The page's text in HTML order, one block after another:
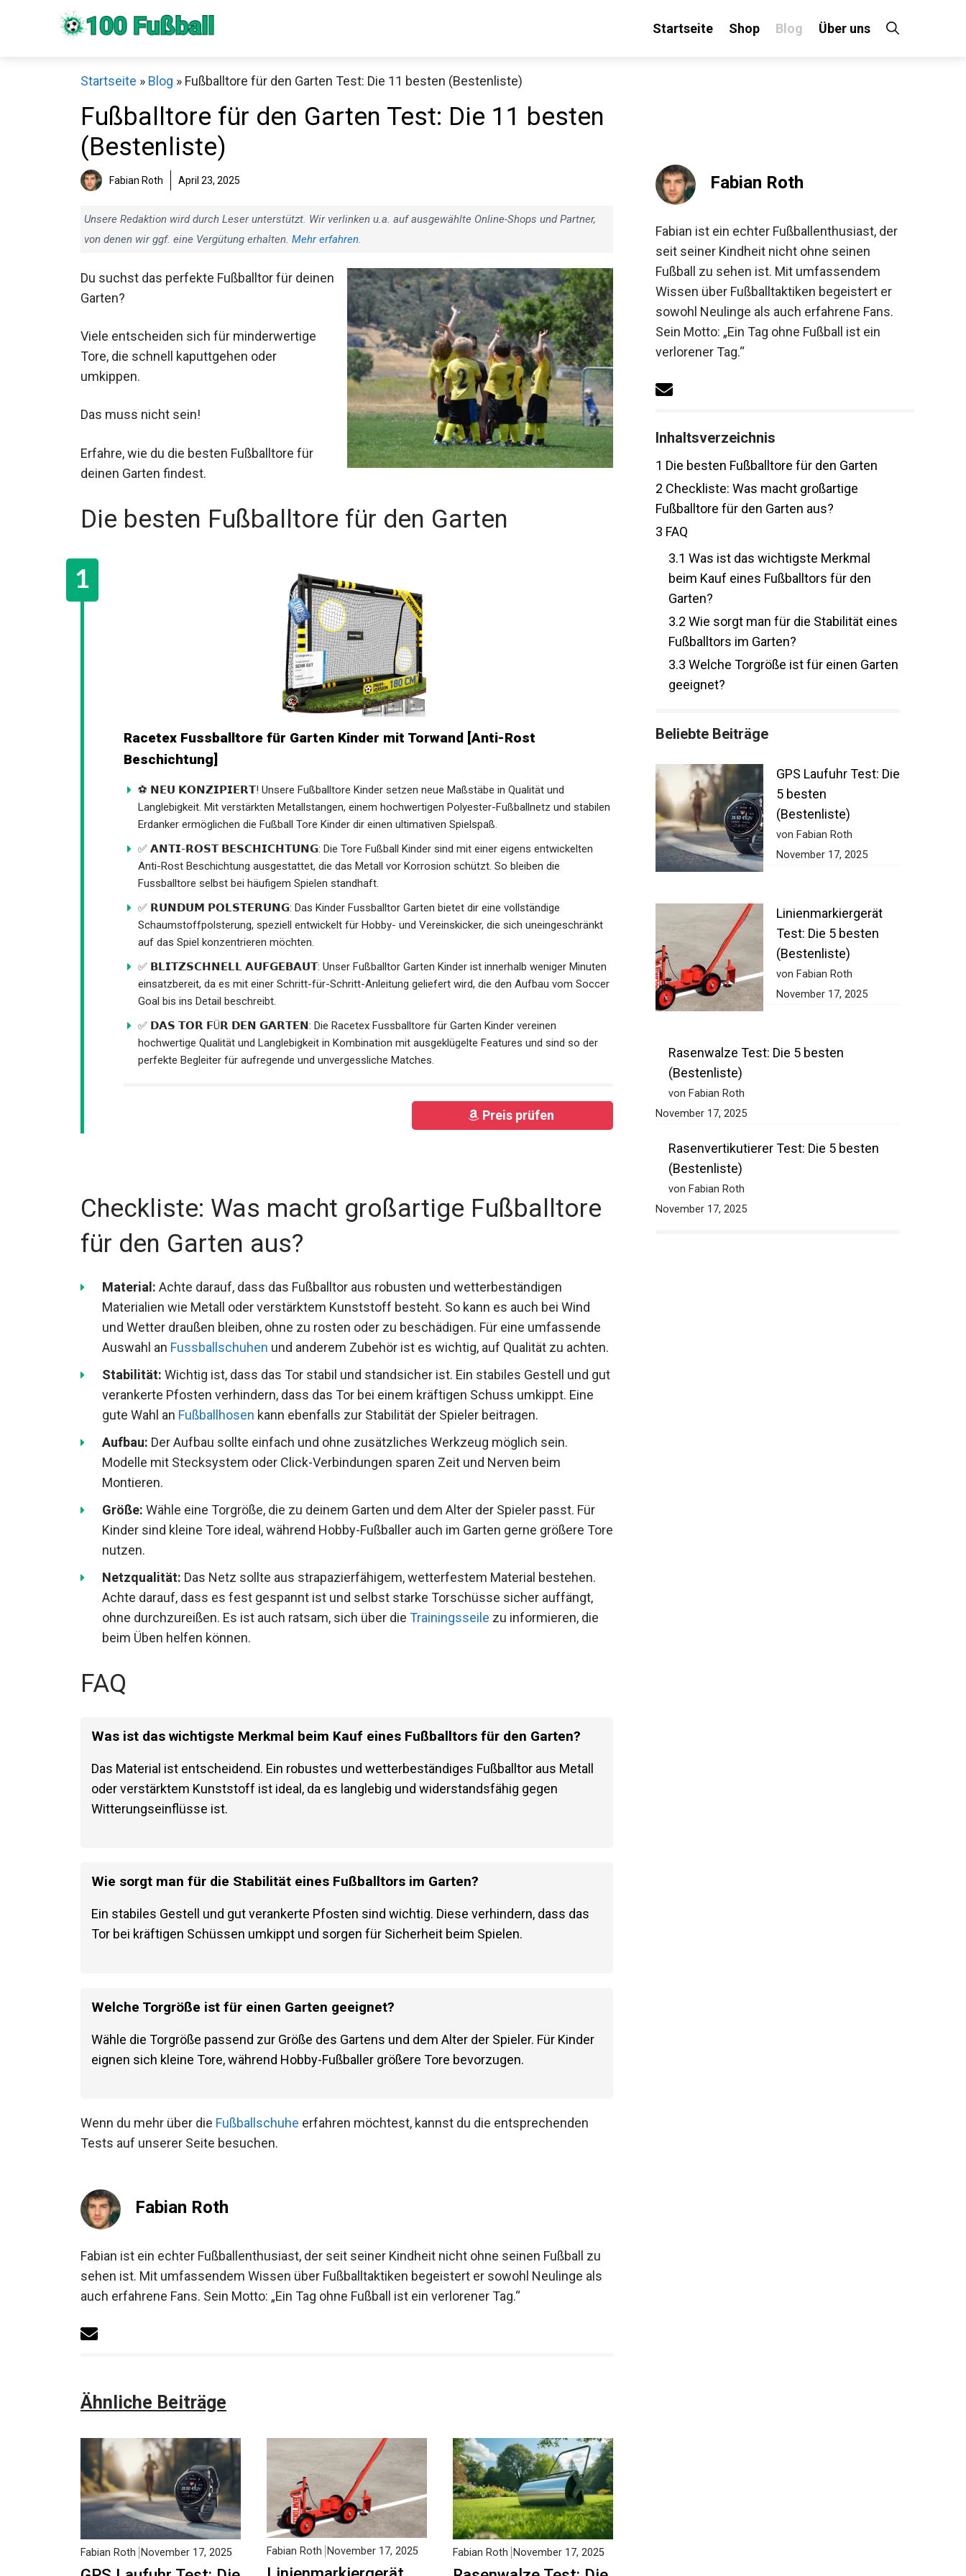
Startseite Shop Blog Über uns
Startseite » Blog » Fußballtore für den Garten Test: Die 11 besten (Bestenliste)
Fußballtore für den Garten Test: Die 11 besten
(Bestenliste)
Fabian Roth April 23, 2025
Unsere Redaktion wird durch Leser unterstützt. Wir verlinken u.a. auf ausgewählte Online-Shops und Partner,
von denen wir ggf. eine Vergütung erhalten. Mehr erfahren.
Du suchst das perfekte Fußballtor für
deinen Garten?
Viele entscheiden sich für minderwertige
Tore, die schnell kaputtgehen oder
umkippen.
Das muss nicht sein!
Erfahre, wie du die besten Fußballtore für
deinen Garten findest.
Die besten Fußballtore für den Garten
Racetex Fussballtore für Garten Kinder mit Torwand [Anti-Rost
Beschichtung]
⚽ 𝗡𝗘𝗨 𝗞𝗢𝗡𝗭𝗜𝗣𝗜𝗘𝗥𝗧! Unsere Fußballtore Kinder setzen neue Maßstäbe in Qualität und
Langlebigkeit. Mit verstärkten Metallstangen, einem hochwertigen Polyester-Fußballnetz und
stabilen Erdanker ermöglichen die Fußball Tore Kinder dir einen ultimativen Spielspaß.
✅ 𝗔𝗡𝗧𝗜-𝗥𝗢𝗦𝗧 𝗕𝗘𝗦𝗖𝗛𝗜𝗖𝗛𝗧𝗨𝗡𝗚: Die Tore Fußball Kinder sind mit einer eigens entwickelten
Anti-Rost Beschichtung ausgestattet, die das Metall vor Korrosion schützt. So bleiben die
Fussballtore selbst bei häufigem Spielen standhaft.
✅ 𝗥𝗨𝗡𝗗𝗨𝗠 𝗣𝗢𝗟𝗦𝗧𝗘𝗥𝗨𝗡𝗚: Das Kinder Fussballtor Garten bietet dir eine vollständige
Schaumstoffpolsterung, speziell entwickelt für Hobby- und Vereinskicker, die sich uneingeschränkt
auf das Spiel konzentrieren möchten.
✅ 𝗕𝗟𝗜𝗧𝗭𝗦𝗖𝗛𝗡𝗘𝗟𝗟 𝗔𝗨𝗙𝗚𝗘𝗕𝗔𝗨𝗧: Unser Fußballtor Garten Kinder ist innerhalb weniger
Minuten einsatzbereit, da es mit einer Schritt-für-Schritt-Anleitung geliefert wird, die den Aufbau
vom Soccer Goal bis ins Detail beschreibt.
✅ 𝗗𝗔𝗦 𝗧𝗢𝗥 𝗙Ü𝗥 𝗗𝗘𝗡 𝗚𝗔𝗥𝗧𝗘𝗡: Die Racetex Fussballtore für Garten Kinder vereinen
hochwertige Qualität und Langlebigkeit in Kombination mit ausgeklügelte Features und sind so der
perfekte Begleiter für aufregende und unvergessliche Matches.
Preis prüfen
Checkliste: Was macht großartige Fußballtore
für den Garten aus?
Material: Achte darauf, dass das Fußballtor aus robusten und wetterbeständigen
Materialien wie Metall oder verstärktem Kunststoff besteht. So kann es auch bei Wind
und Wetter draußen bleiben, ohne zu rosten oder zu beschädigen. Für eine umfassende
Auswahl an Fussballschuhen und anderem Zubehör ist es wichtig, auf Qualität zu
achten.
Stabilität:Wichtig ist, dass das Tor stabil und standsicher ist. Ein stabiles Gestell und
gut verankerte Pfosten verhindern, dass das Tor bei einem kräftigen Schuss umkippt.
Eine gute Wahl an
Fußballhosen
kann ebenfalls zur Stabilität der Spieler beitragen.
Aufbau: Der Aufbau sollte einfach und ohne zusätzliches Werkzeug möglich sein.
Modelle mit Stecksystem oder Click-Verbindungen sparen Zeit und Nerven beim
Montieren.
Größe:Wähle eine Torgröße, die zu deinem Garten und dem Alter der Spieler passt. Für
Kinder sind kleine Tore ideal, während Hobby-Fußballer auch im Garten gerne größere
Tore nutzen.
Netzqualität: Das Netz sollte aus strapazierfähigem, wetterfestem Material bestehen.
Achte darauf, dass es fest gespannt ist und selbst starke Torschüsse sicher auffängt,
ohne durchzureißen. Es ist auch ratsam, sich über die
FAQ
Das Material ist entscheidend. Ein robustes und wetterbeständiges Fußballtor aus Metall
oder verstärktem Kunststoff ist ideal, da es langlebig und widerstandsfähig gegen
Ein stabiles Gestell und gut verankerte Pfosten sind wichtig. Diese verhindern, dass das
Wähle die Torgröße passend zur Größe des Gartens und dem Alter der Spieler. Für Kinder
Wenn du mehr über die Fußballschuhe
Fabian ist ein echter Fußballenthusiast, der seit seiner Kindheit nicht ohne seinen Fußball zu
sehen ist. Mit umfassendem Wissen über Fußballtaktiken begeistert er sowohl Neulinge als
Fabian Roth November 17, 2025 Fabian Roth November 17, 2025 Fabian Roth November 17, 2025
Fabian Roth
Fabian ist ein echter Fußballenthusiast, der
seit seiner Kindheit nicht ohne seinen
Fußball zu sehen ist. Mit umfassendem
Wissen über Fußballtaktiken begeistert er
sowohl Neulinge als auch erfahrene Fans.
Sein Motto: „Ein Tag ohne Fußball ist ein
verlorener Tag.“
Inhaltsverzeichnis
Die besten Fußballtore für den Garten
Checkliste: Was macht großartige
Fußballtore für den Garten aus?
FAQ
3.1Was ist das wichtigste Merkmal
beim Kauf eines Fußballtors für den
Garten?
3.2Wie sorgt man für die Stabilität
eines Fußballtors im Garten?
3.3Welche Torgröße ist für einen
Garten geeignet?
Beliebte Beiträge
GPS Laufuhr Test:
Die 5 besten
(Bestenliste)
von Fabian Roth
November 17, 2025
Linienmarkiergerät
Test: Die 5 besten
(Bestenliste)
von Fabian Roth
November 17, 2025
Rasenwalze Test: Die 5 besten
(Bestenliste)
von Fabian Roth
November 17, 2025
Rasenvertikutierer Test: Die 5 besten
(Bestenliste)
von Fabian Roth
November 17, 2025
Decathlon Sale
Schaue dir jetzt die meistverkauften Produkte im Sale bei Decathlon an!
Jetzt anschauen